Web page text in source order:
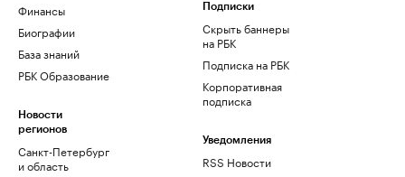
Финансы
Биографии
База знаний
РБК Образование
Новости
регионов
Санкт-Петербург
и область
Подписки
Скрыть баннеры
на РБК
Подписка на РБК
Корпоративная
подписка
Уведомления
RSS Новости